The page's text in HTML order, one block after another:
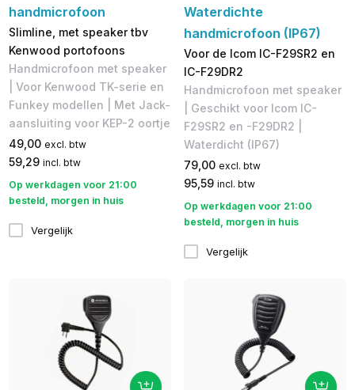
handmicrofoon
Slimline, met speaker tbv
Kenwood portofoons
Handmicrofoon met speaker
| Voor Kenwood TK-serie en
Funkey modellen | Met Jack-
aansluiting voor KEP-2 oortje
49,00 excl. btw
59,29 incl. btw
Op werkdagen voor 21:00
besteld, morgen in huis
Vergelijk
Waterdichte
handmicrofoon (IP67)
Voor de Icom IC-F29SR2 en
IC-F29DR2
Handmicrofoon met speaker
| Geschikt voor Icom IC-
F29SR2 en -F29DR2 |
Waterdicht (IP67)
79,00 excl. btw
95,59 incl. btw
Op werkdagen voor 21:00
besteld, morgen in huis
Vergelijk